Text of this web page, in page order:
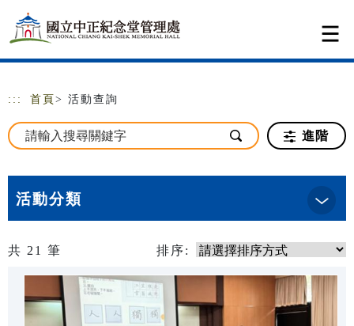
跳到主要內容
網站導覽
::: 首頁 > 活動查詢
進階
活動分類
共 21 筆 排序: